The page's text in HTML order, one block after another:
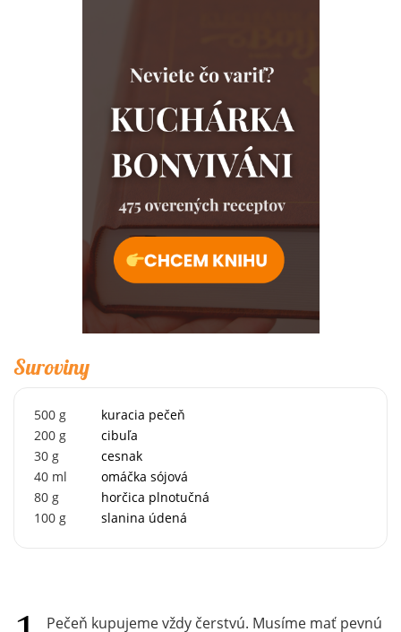
Suroviny
500 g
kuracia pečeň
200 g
cibuľa
30 g
cesnak
40 ml
omáčka sójová
80 g
horčica plnotučná
100 g slanina údená
Pečeň kupujeme vždy čerstvú. Musíme mať pevnú